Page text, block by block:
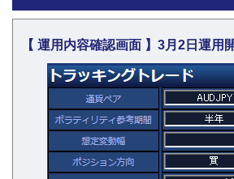
【 運用内容確認画面 】3月2日運用